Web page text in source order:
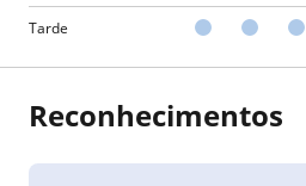
Tarde
Reconhecimentos